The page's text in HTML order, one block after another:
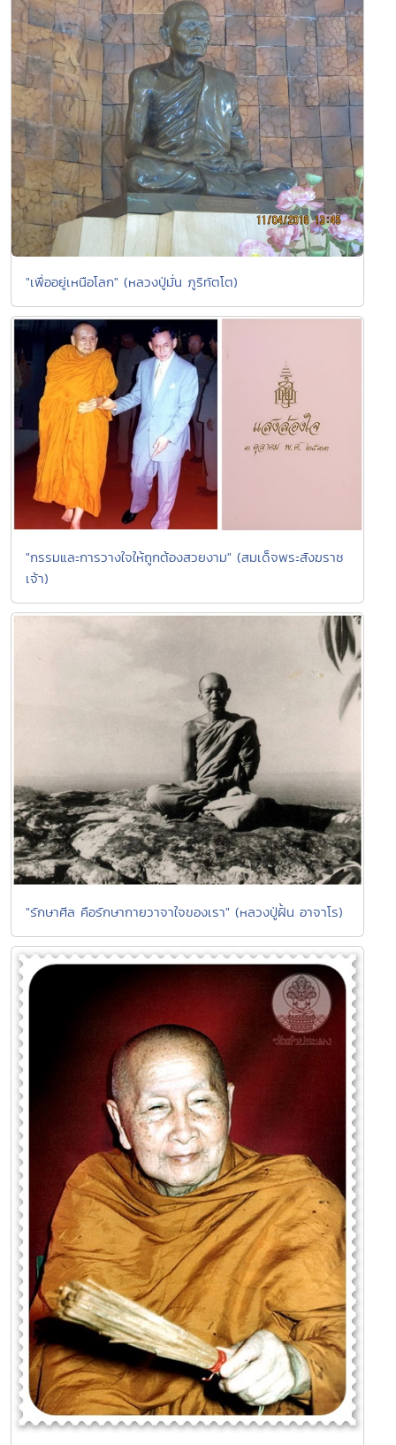
"เพื่ออยู่เหนือโลก" (หลวงปู่มั่น ภูริทัตโต)
"กรรมและการวางใจให้ถูกต้องสวยงาม" (สมเด็จพระสังฆราช
เจ้า)
"รักษาศีล คือรักษากายวาจาใจของเรา" (หลวงปู่ฝั้น อาจาโร)